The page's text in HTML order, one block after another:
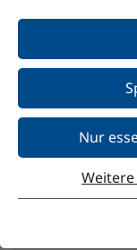
Nur